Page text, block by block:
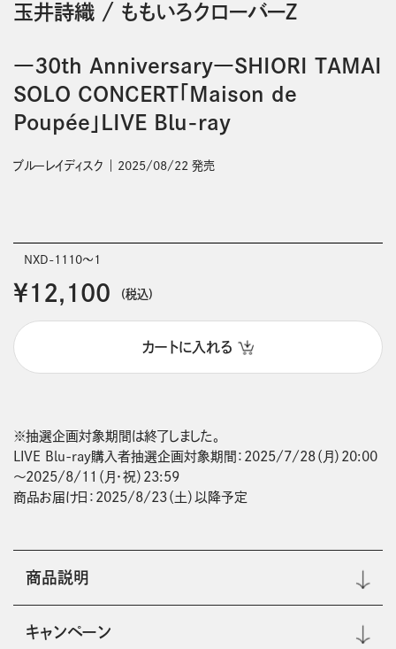
玉井詩織/ ももいろクローバーＺ
―30th Anniversary―SHIORI TAMAI
SOLO CONCERT「Maison de
Poupée」LIVE Blu-ray
ブルーレイディスク 2025/08/22 発売
NXD-1110～1
￥12,100 (税込)
カートに入れる
※抽選企画対象期間は終了しました。
LIVE Blu-ray購入者抽選企画対象期間：2025/7/28（月）20:00
～2025/8/11（月・祝）23:59
商品お届け日：2025/8/23（土）以降予定
商品説明
キャンペーン